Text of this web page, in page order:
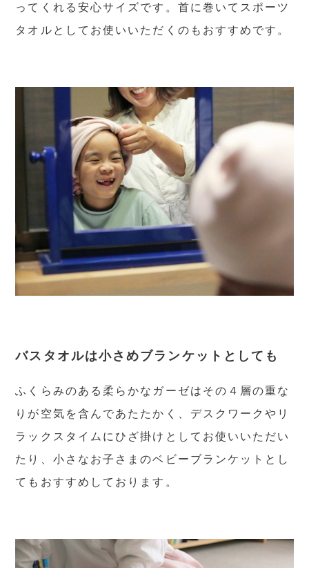
ってくれる安心サイズです。首に巻いてスポーツ
タオルとしてお使いいただくのもおすすめです。
バスタオルは小さめブランケットとしても
ふくらみのある柔らかなガーゼはその４層の重な
りが空気を含んであたたかく、デスクワークやリ
ラックスタイムにひざ掛けとしてお使いいただい
たり、小さなお子さまのベビーブランケットとし
てもおすすめしております。